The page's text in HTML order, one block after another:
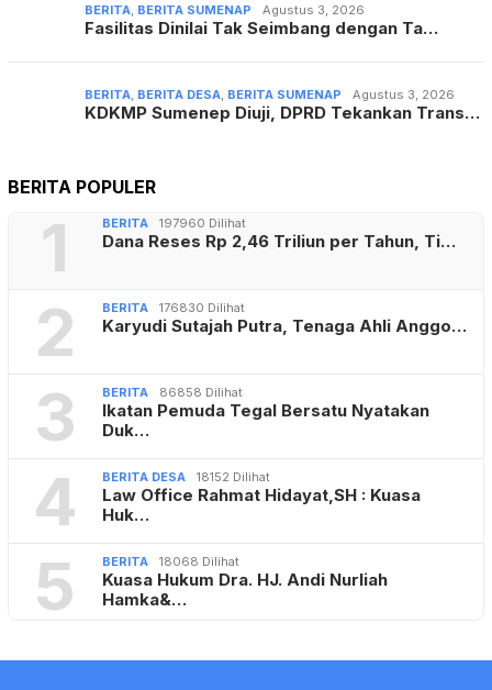
BERITA BERITA SUMENAP Agustus 3, 2026
Fasilitas Dinilai Tak Seimbang dengan Ta…
BERITA BERITA DESA BERITA SUMENAP Agustus 3, 2026
KDKMP Sumenep Diuji, DPRD Tekankan Trans…
BERITA POPULER
1 BERITA 197960 Dilihat
Dana Reses Rp 2,46 Triliun per Tahun, Ti…
2 BERITA 176830 Dilihat
Karyudi Sutajah Putra, Tenaga Ahli Anggo…
3 BERITA 86858 Dilihat
Ikatan Pemuda Tegal Bersatu Nyatakan
Duk…
4 BERITA DESA 18152 Dilihat
Law Office Rahmat Hidayat,SH : Kuasa
Huk…
5 BERITA 18068 Dilihat
Kuasa Hukum Dra. HJ. Andi Nurliah
Hamka&…